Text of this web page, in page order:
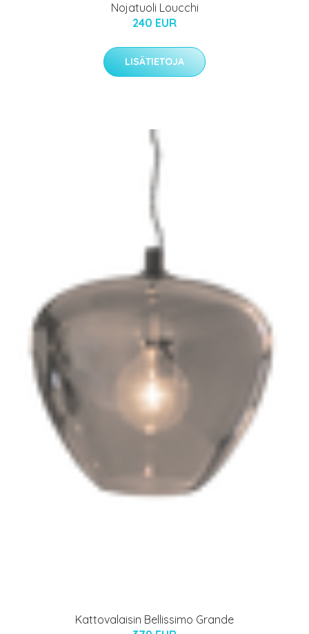
Nojatuoli Loucchi
240 EUR
LISÄTIETOJA
Kattovalaisin Bellissimo Grande